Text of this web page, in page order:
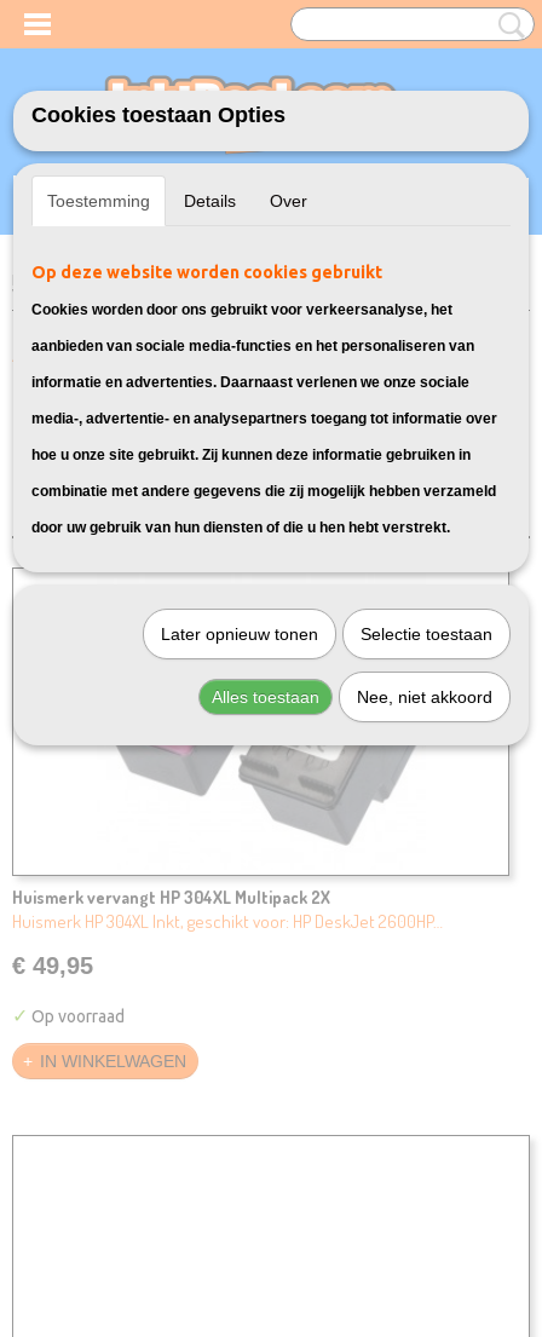
Inloggen Registreren
UW WINKELWAGEN
Home>Model Printer>304XL Inkt cartridges voor HP
voor HP Deskjet 2623
Alle inktcartridges geschikt voor de
HP Deskjet 2623:
Huismerk vervangt HP 304XL Multipack 2X
Huismerk HP 304XL Inkt, geschikt voor: HP DeskJet 2600HP…
€ 49,95
✓ Op voorraad
IN WINKELWAGEN
Cookies toestaan Opties
Toestemming Details Over
Op deze website worden cookies gebruikt
Cookies worden door ons gebruikt voor verkeersanalyse, het
aanbieden van sociale media-functies en het personaliseren van
informatie en advertenties. Daarnaast verlenen we onze sociale
media-, advertentie- en analysepartners toegang tot informatie over
hoe u onze site gebruikt. Zij kunnen deze informatie gebruiken in
combinatie met andere gegevens die zij mogelijk hebben verzameld
door uw gebruik van hun diensten of die u hen hebt verstrekt.
Later opnieuw tonen Selectie toestaan
Alles toestaan Nee, niet akkoord